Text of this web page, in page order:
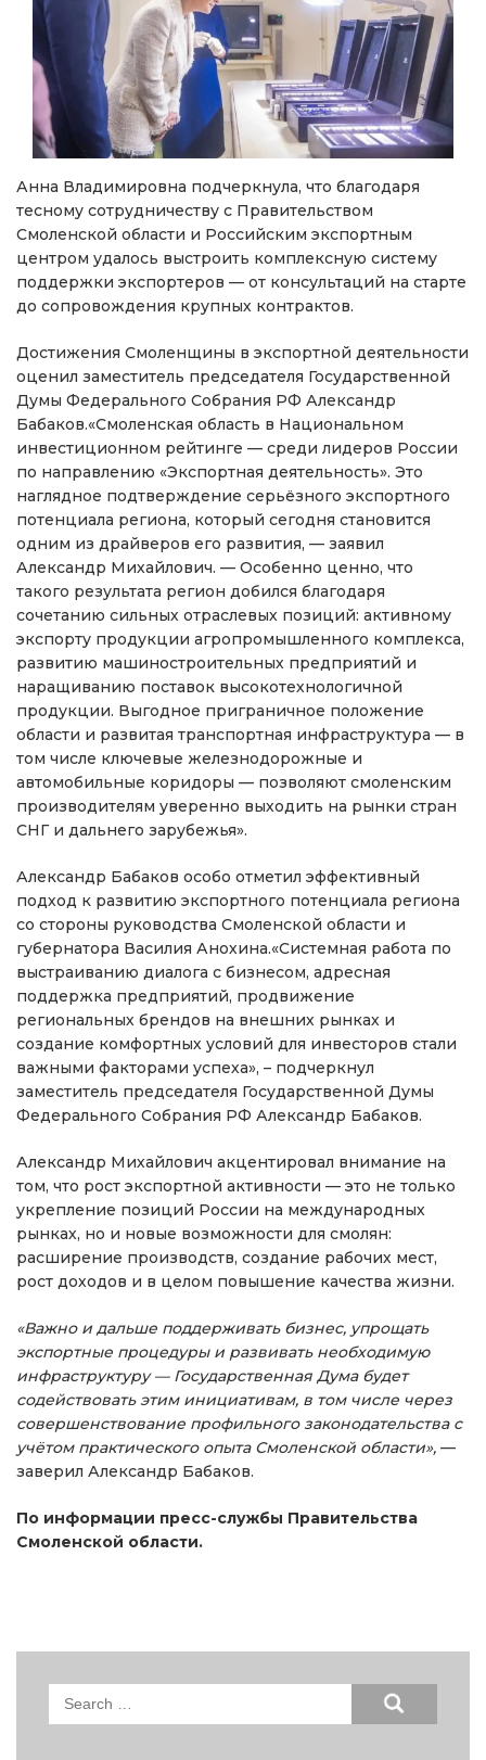
Анна Владимировна подчеркнула, что благодаря
тесному сотрудничеству с Правительством
Смоленской области и Российским экспортным
центром удалось выстроить комплексную систему
поддержки экспортеров — от консультаций на старте
до сопровождения крупных контрактов.
Достижения Смоленщины в экспортной деятельности
оценил заместитель председателя Государственной
Думы Федерального Собрания РФ Александр
Бабаков.«Смоленская область в Национальном
инвестиционном рейтинге — среди лидеров России
по направлению «Экспортная деятельность». Это
наглядное подтверждение серьёзного экспортного
потенциала региона, который сегодня становится
одним из драйверов его развития, — заявил
Александр Михайлович. — Особенно ценно, что
такого результата регион добился благодаря
сочетанию сильных отраслевых позиций: активному
экспорту продукции агропромышленного комплекса,
развитию машиностроительных предприятий и
наращиванию поставок высокотехнологичной
продукции. Выгодное приграничное положение
области и развитая транспортная инфраструктура — в
том числе ключевые железнодорожные и
автомобильные коридоры — позволяют смоленским
производителям уверенно выходить на рынки стран
СНГ и дальнего зарубежья».
Александр Бабаков особо отметил эффективный
подход к развитию экспортного потенциала региона
со стороны руководства Смоленской области и
губернатора Василия Анохина.«Системная работа по
выстраиванию диалога с бизнесом, адресная
поддержка предприятий, продвижение
региональных брендов на внешних рынках и
создание комфортных условий для инвесторов стали
важными факторами успеха», – подчеркнул
заместитель председателя Государственной Думы
Федерального Собрания РФ Александр Бабаков.
Александр Михайлович акцентировал внимание на
том, что рост экспортной активности — это не только
укрепление позиций России на международных
рынках, но и новые возможности для смолян:
расширение производств, создание рабочих мест,
рост доходов и в целом повышение качества жизни.
«Важно и дальше поддерживать бизнес, упрощать
экспортные процедуры и развивать необходимую
инфраструктуру — Государственная Дума будет
содействовать этим инициативам, в том числе через
совершенствование профильного законодательства с
учётом практического опыта Смоленской области», —
заверил Александр Бабаков.
По информации пресс-службы Правительства
Смоленской области.
Search